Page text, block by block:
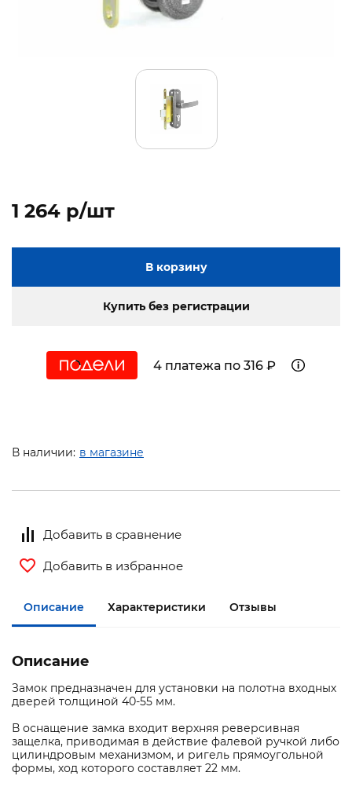
1 264 p/шт
В корзину
Купить без регистрации
4 платежа по 316 ₽
В наличии: в магазине
Добавить в сравнение
Добавить в избранное
Описание Характеристики Отзывы
Описание
Замок предназначен для установки на полотна входных
дверей толщиной 40-55 мм.
В оснащение замка входит верхняя реверсивная
защелка, приводимая в действие фалевой ручкой либо
цилиндровым механизмом, и ригель прямоугольной
формы, ход которого составляет 22 мм.